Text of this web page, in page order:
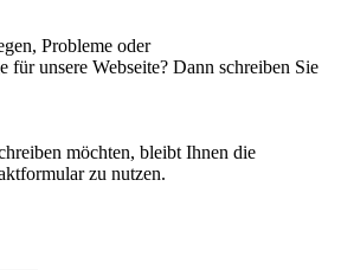
Probleme oder
für unsere Webseite? Dann schreiben Sie
möchten, bleibt Ihnen die
zu nutzen.